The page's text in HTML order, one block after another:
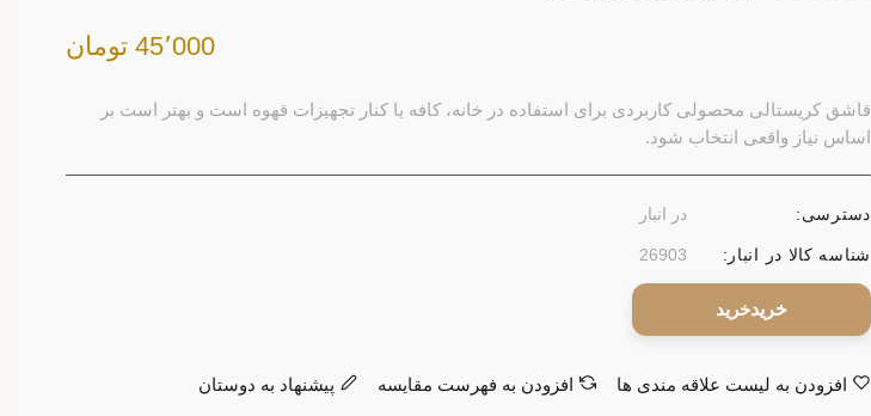
45٬000 تومان
قاشق کریستالی محصولی کاربردی برای استفاده در خانه، کافه یا کنار تجهیزات قهوه است و بهتر است بر
اساس نیاز واقعی انتخاب شود.
دسترسی: در انبار
شناسه کالا در انبار: 26903
خرید
افزودن به لیست علاقه مندی ها افزودن به فهرست مقایسه پیشنهاد به دوستان